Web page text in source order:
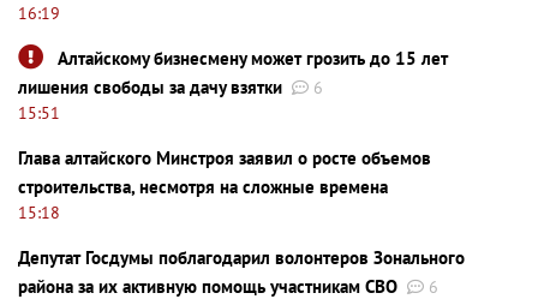
16:19
Алтайскому бизнесмену может грозить до 15 лет
лишения свободы за дачу взятки
6
15:51
Глава алтайского Минстроя заявил о росте объемов
строительства, несмотря на сложные времена
15:18
Депутат Госдумы поблагодарил волонтеров Зонального
района за их активную помощь участникам СВО
6